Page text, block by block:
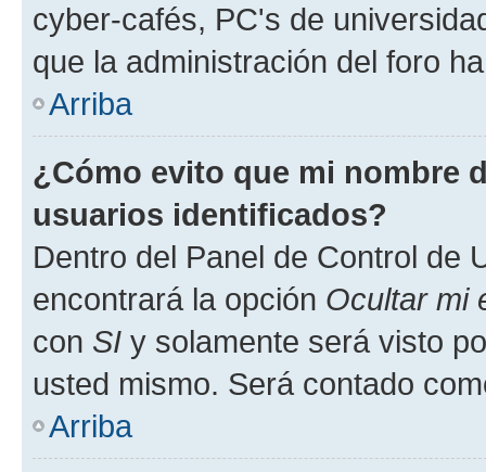
cyber-cafés, PC's de
que la administración del foro
Arriba
¿Cómo evito que mi nombre
usuarios identificados?
Dentro del Panel de Control de
encontrará la opción Ocultar mi
con SI y solamente será visto
usted mismo. Será contado
Arriba